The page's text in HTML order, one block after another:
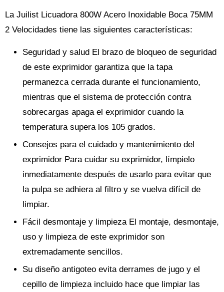
La Juilist Licuadora 800W Acero Inoxidable Boca 75MM
2 Velocidades tiene las siguientes características:
Seguridad y salud El brazo de bloqueo de seguridad
de este exprimidor garantiza que la tapa
permanezca cerrada durante el funcionamiento,
mientras que el sistema de protección contra
sobrecargas apaga el exprimidor cuando la
temperatura supera los 105 grados.
Consejos para el cuidado y mantenimiento del
exprimidor Para cuidar su exprimidor, límpielo
inmediatamente después de usarlo para evitar que
la pulpa se adhiera al filtro y se vuelva difícil de
limpiar.
Fácil desmontaje y limpieza El montaje, desmontaje,
uso y limpieza de este exprimidor son
extremadamente sencillos.
Su diseño antigoteo evita derrames de jugo y el
cepillo de limpieza incluido hace que limpiar las